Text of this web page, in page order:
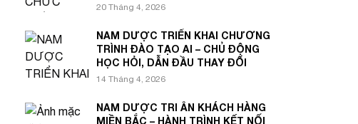
20 Tháng 4, 2026
NAM DƯỢC TRIỂN KHAI CHƯƠNG
TRÌNH ĐÀO TẠO AI – CHỦ ĐỘNG
HỌC HỎI, DẪN ĐẦU THAY ĐỔI
14 Tháng 4, 2026
NAM DƯỢC TRI ÂN KHÁCH HÀNG
MIỀN BẮC – HÀNH TRÌNH KẾT NỐI